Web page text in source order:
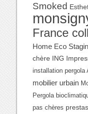
Smoked
France
Home Eco
chère ING
installation pergola
mobilier urbain
Pergola
pas chères